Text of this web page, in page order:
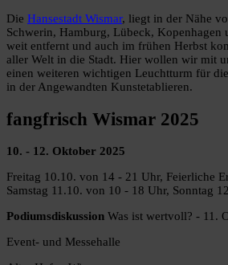
Die Hansestadt Wismar, liegt in der Nähe
Schwerin, Hamburg, Lübeck, Kopenhagen
weit entfernt und auch im frühen Herbst
aller Welt in die Stadt. Hier wollen wir mit
einen weiteren wichtigen Leuchtturm für
in der Angewandten Kunstetablieren.
fangfrisch Wismar 2025
10. - 12. Oktober 2025
Freitag 10.10. von 14 - 21 Uhr, Feierliche
Samstag 11.10. von 10 - 18 Uhr, Sonntag
Podiumsdiskussion Was ist wertvoll? - 11.
Event- und Messehalle